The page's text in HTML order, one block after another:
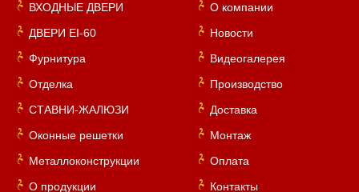
ВХОДНЫЕ ДВЕРИ
ДВЕРИ EI-60
Фурнитура
Отделка
СТАВНИ-ЖАЛЮЗИ
Оконные решетки
Металлоконструкции
О продукции
О компании
Новости
Видеогалерея
Производство
Доставка
Монтаж
Оплата
Контакты